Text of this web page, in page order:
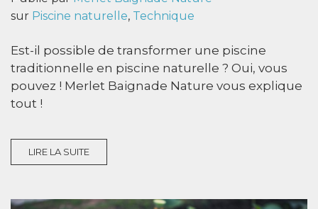
sur Piscine naturelle, Technique
Est-il possible de transformer une piscine
traditionnelle en piscine naturelle ? Oui, vous
pouvez ! Merlet Baignade Nature vous explique
tout !
LIRE LA SUITE